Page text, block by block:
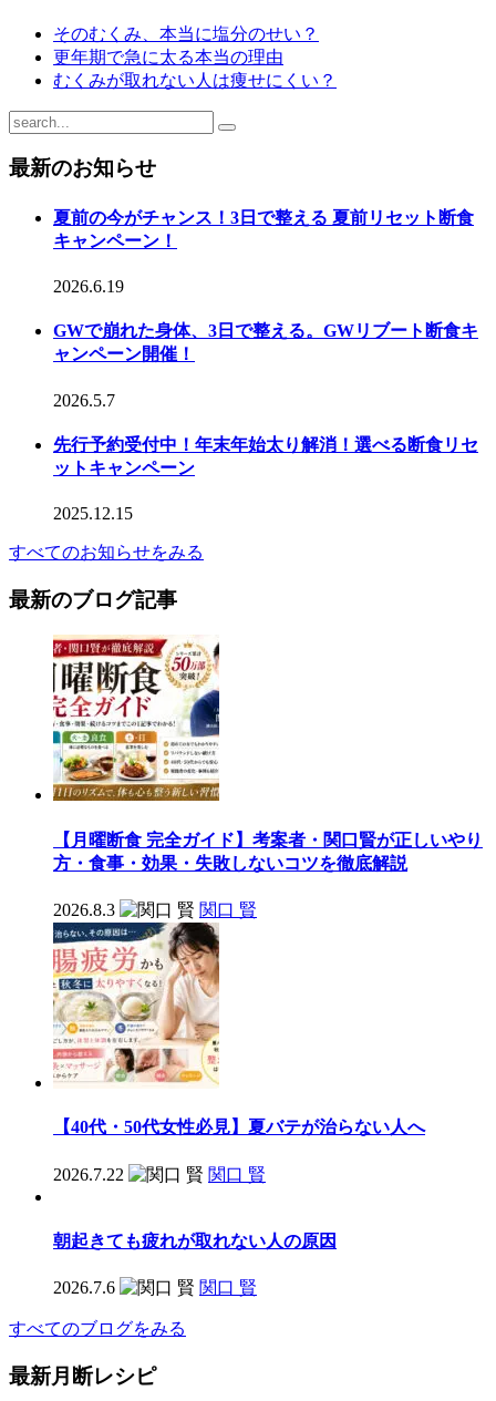
そのむくみ、本当に塩分のせい？
更年期で急に太る本当の理由
むくみが取れない人は痩せにくい？
最新のお知らせ
夏前の今がチャンス！3日で整える 夏前リセット断食
キャンペーン！
2026.6.19
GWで崩れた身体、3日で整える。GWリブート断食キ
ャンペーン開催！
2026.5.7
先行予約受付中！年末年始太り解消！選べる断食リセ
ットキャンペーン
2025.12.15
すべてのお知らせをみる
最新のブログ記事
【月曜断食 完全ガイド】考案者・関口賢が正しいやり
方・食事・効果・失敗しないコツを徹底解説
2026.8.3 関口 賢
【40代・50代女性必見】夏バテが治らない人へ
2026.7.22 関口 賢
朝起きても疲れが取れない人の原因
2026.7.6 関口 賢
すべてのブログをみる
最新月断レシピ